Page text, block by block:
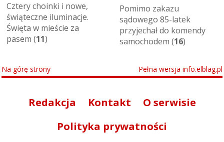
Cztery choinki i nowe,
świąteczne iluminacje.
Święta w mieście za
pasem (11)
Pomimo zakazu
sądowego 85-latek
przyjechał do komendy
samochodem (16)
Na górę strony Pełna wersja info.elblag.pl
Redakcja Kontakt
O serwisie
Polityka prywatności